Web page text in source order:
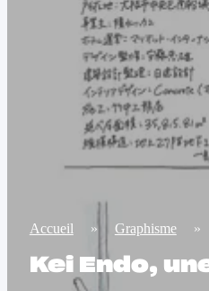
Accueil » Graphisme »
Kei Endo,